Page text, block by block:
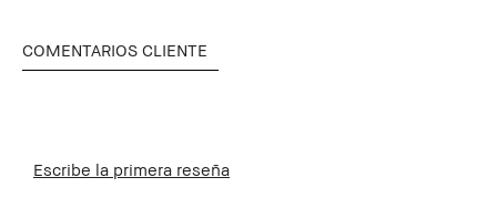
COMENTARIOS CLIENTE
Escribe la primera reseña